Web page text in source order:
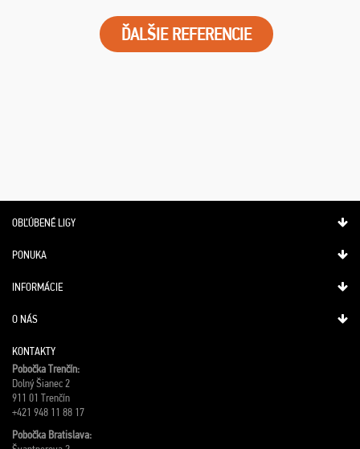
ĎALŠIE REFERENCIE
OBĽÚBENÉ LIGY
PONUKA
INFORMÁCIE
O NÁS
KONTAKTY
Pobočka Trenčín:
Dolný Šianec 2
911 01 Trenčín
+421 948 11 88 17
Pobočka Bratislava: